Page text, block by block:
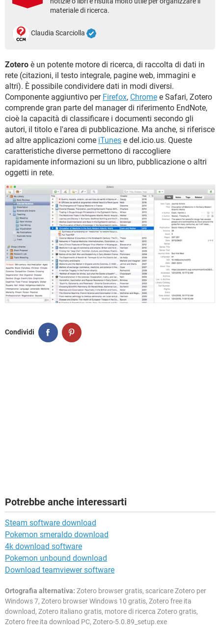
TIKTOK FACEBOOK
materiale di ricerca.
Claudia Scarciolla
Zotero è un potente motore di ricerca, di raccolta di dati in
rete (citazioni, il testo integrale, pagine web, immagini e
altri). È possibile condividere dati in modi diversi.
Componente aggiuntivo per Firefox, Chrome e Safari, Zotero
comprende gran parte del manager di riferimento EndNote,
cioè la capacità di classificare i documenti secondo gli
autori, il titolo e l'area di pubblicazione. Ma anche, si riferisce
ad altre applicazioni come iTunes e del.icio.us. Queste
caratteristiche diverse permettono di raccogliere
rapidamente informazioni su un libro, pubblicazione o altri
oggetti in rete.
Condividi
Potrebbe anche interessarti
Steam software download
Pokemon smeraldo download
4k download software
Pokemon unbound download
Download teamviewer software
Ortografia alternativa: Zotero browser gratis, scaricare Zotero per
Windows 7, Zotero browser Windows 10 gratis, Zotero free ita
download, Zotero italiano gratis, motore di ricerca Zotero gratis,
Zotero free ita download PC, Zotero-5.0.89_setup.exe